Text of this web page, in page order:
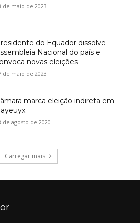
de maio de 2023
do Equador dissolve
Nacional do país e
novas eleições
de maio de 2023
marca eleição indireta em
de agosto de 2020
Carregar mais